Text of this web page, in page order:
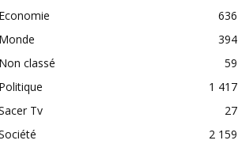
636
394
classé
59
1 417
Tv
27
2 159